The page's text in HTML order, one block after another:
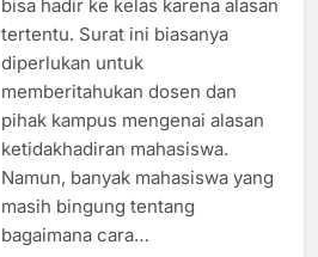
bisa hadir ke kelas karena alasan
tertentu. Surat ini biasanya
diperlukan untuk
memberitahukan dosen dan
pihak kampus mengenai alasan
ketidakhadiran mahasiswa.
Namun, banyak mahasiswa yang
masih bingung tentang
bagaimana cara…